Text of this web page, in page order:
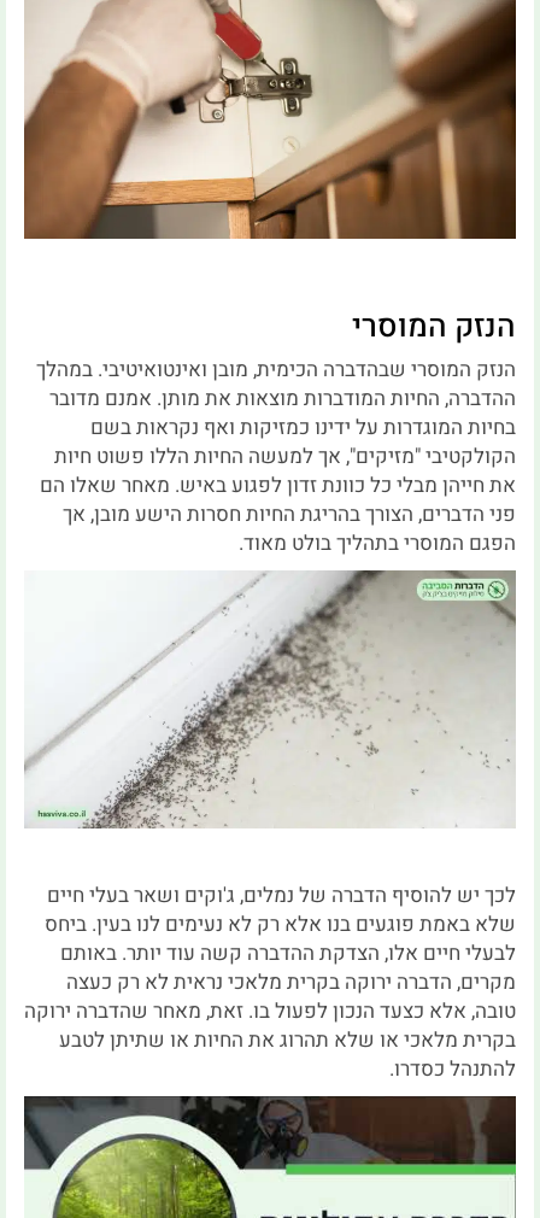
הנזק המוסרי
הנזק המוסרי שבהדברה הכימית, מובן ואינטואיטיבי. במהלך
ההדברה, החיות המודברות מוצאות את מותן. אמנם מדובר
בחיות המוגדרות על ידינו כמזיקות ואף נקראות בשם
הקולקטיבי "מזיקים", אך למעשה החיות הללו פשוט חיות
את חייהן מבלי כל כוונת זדון לפגוע באיש. מאחר שאלו הם
פני הדברים, הצורך בהריגת החיות חסרות הישע מובן, אך
הפגם המוסרי בתהליך בולט מאוד.
לכך יש להוסיף הדברה של נמלים, ג'וקים ושאר בעלי חיים
שלא באמת פוגעים בנו אלא רק לא נעימים לנו בעין. ביחס
לבעלי חיים אלו, הצדקת ההדברה קשה עוד יותר. באותם
מקרים, הדברה ירוקה בקרית מלאכי נראית לא רק כעצה
טובה, אלא כצעד הנכון לפעול בו. זאת, מאחר שהדברה ירוקה
בקרית מלאכי או שלא תהרוג את החיות או שתיתן לטבע
להתנהל כסדרו.